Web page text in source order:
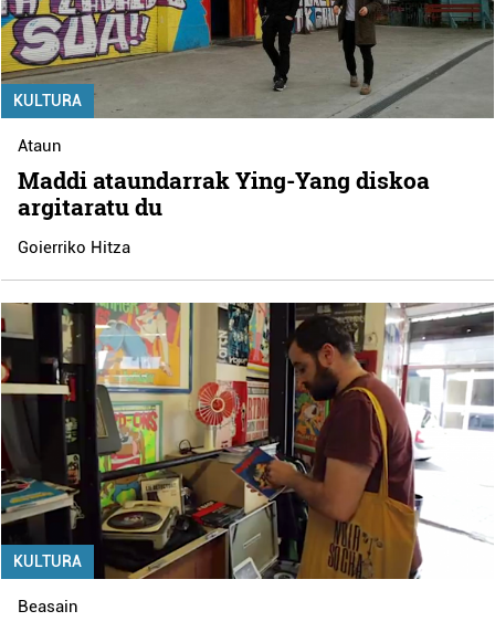
KULTURA
Ataun
Maddi ataundarrak Ying-Yang diskoa
argitaratu du
Goierriko Hitza
KULTURA
Beasain